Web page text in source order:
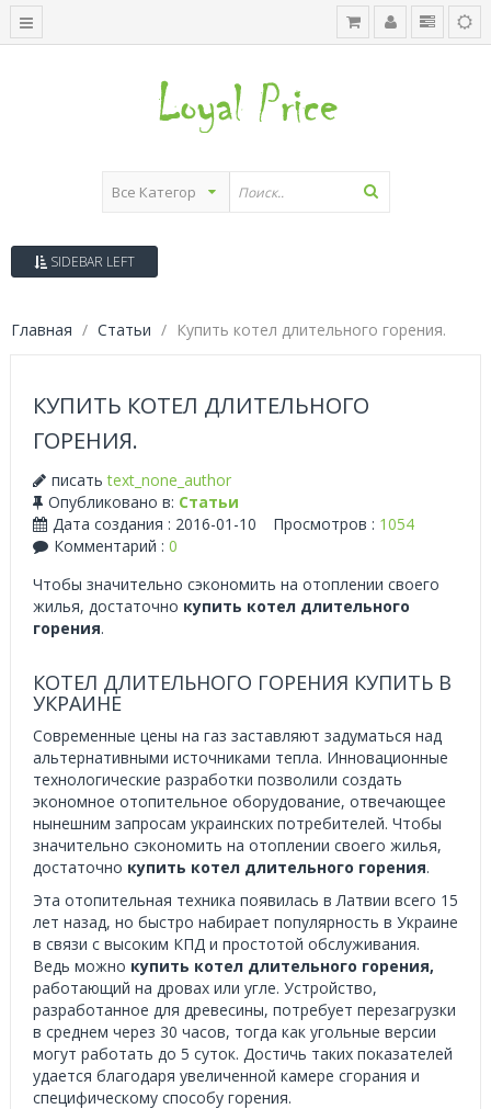
SIDEBAR LEFT
Главная Статьи Купить котел длительного горения.
КУПИТЬ КОТЕЛ ДЛИТЕЛЬНОГО
ГОРЕНИЯ.
писать text_none_author
Опубликовано в: Статьи
Дата создания : 2016-01-10
Просмотров : 1054
Комментарий : 0
Чтобы значительно сэкономить на отоплении своего
жилья, достаточно купить котел длительного
горения.
КОТЕЛ ДЛИТЕЛЬНОГО ГОРЕНИЯ КУПИТЬ В
УКРАИНЕ
Современные цены на газ заставляют задуматься над
альтернативными источниками тепла. Инновационные
технологические разработки позволили создать
экономное отопительное оборудование, отвечающее
нынешним запросам украинских потребителей. Чтобы
значительно сэкономить на отоплении своего жилья,
достаточно купить котел длительного горения.
Эта отопительная техника появилась в Латвии всего 15
лет назад, но быстро набирает популярность в Украине
в связи с высоким КПД и простотой обслуживания.
Ведь можно купить котел длительного горения,
работающий на дровах или угле. Устройство,
разработанное для древесины, потребует перезагрузки
в среднем через 30 часов, тогда как угольные версии
могут работать до 5 суток. Достичь таких показателей
удается благодаря увеличенной камере сгорания и
специфическому способу горения.